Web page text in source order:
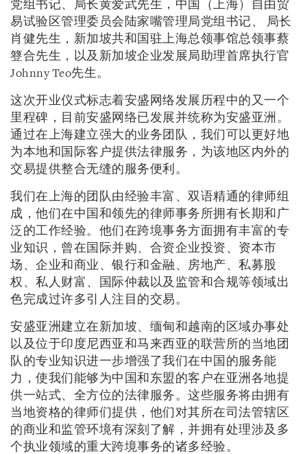
党组书记、局长黄爱武先生，中国（上海）自由贸
易试验区管理委员会陆家嘴管理局党组书记、 局长
肖健先生，新加坡共和国驻上海总领事馆总领事蔡
簦合先生，以及新加坡企业发展局助理首席执行官
Johnny Teo先生。
这次开业仪式标志着安盛网络发展历程中的又一个
里程碑，目前安盛网络已发展并统称为安盛亚洲。
通过在上海建立强大的业务团队，我们可以更好地
为本地和国际客户提供法律服务，为该地区内外的
交易提供整合无缝的服务便利。
我们在上海的团队由经验丰富、双语精通的律师组
成，他们在中国和领先的律师事务所拥有长期和广
泛的工作经验。他们在跨境事务方面拥有丰富的专
业知识，曾在国际并购、合资企业投资、资本市
场、企业和商业、银行和金融、房地产、私募股
权、私人财富、国际仲裁以及监管和合规等领域出
色完成过许多引人注目的交易。
安盛亚洲建立在新加坡、缅甸和越南的区域办事处
以及位于印度尼西亚和马来西亚的联营所的当地团
队的专业知识进一步增强了我们在中国的服务能
力，使我们能够为中国和东盟的客户在亚洲各地提
供一站式、全方位的法律服务。这些服务将由拥有
当地资格的律师们提供，他们对其所在司法管辖区
的商业和监管环境有深刻了解，并拥有处理涉及多
个执业领域的重大跨境事务的诸多经验。